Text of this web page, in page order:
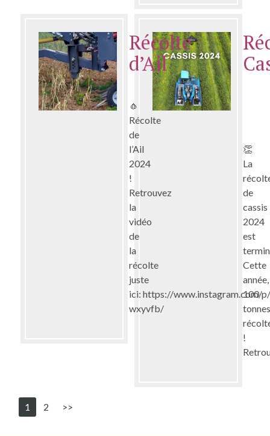
Récolte
d’Ail
🧄
Récolte
de
l’Ail
2024
!
Retrouvez
la
vidéo
de
la
récolte
juste
ici: https://www.instagram.com/
wxyvfb/
👏
La
de
cassis
2024
est
Cette
année,
100
!
1 2 >>